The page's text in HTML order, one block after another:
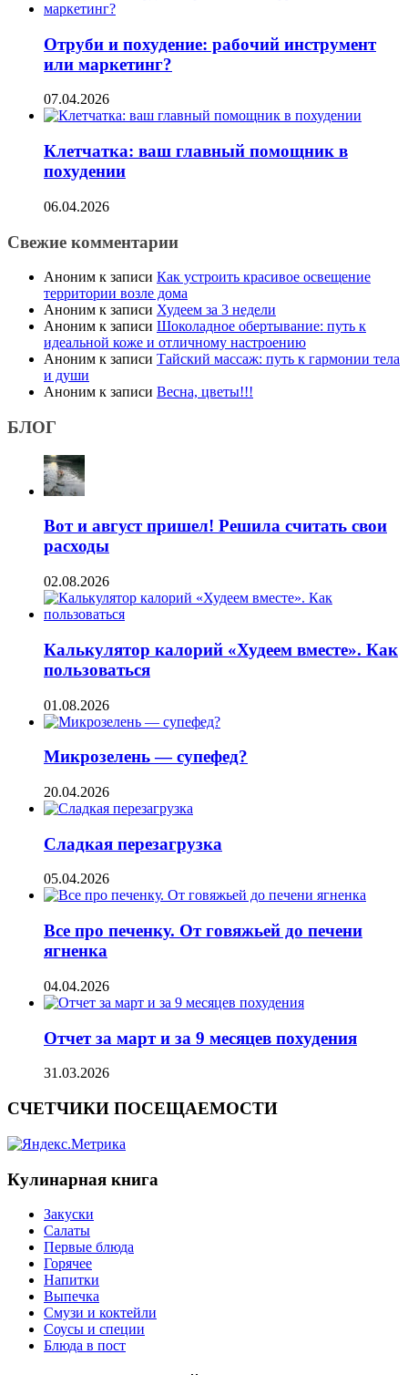
Отруби и похудение: рабочий инструмент
или маркетинг?
07.04.2026
Клетчатка: ваш главный помощник в
похудении
06.04.2026
Свежие комментарии
Аноним к записи Как устроить красивое освещение
территории возле дома
Аноним к записи Худеем за 3 недели
Аноним к записи Шоколадное обертывание: путь к
идеальной коже и отличному настроению
Аноним к записи Тайский массаж: путь к гармонии тела
и души
Аноним к записи Весна, цветы!!!
БЛОГ
Вот и август пришел! Решила считать свои
расходы
02.08.2026
Калькулятор калорий «Худеем вместе». Как
пользоваться
01.08.2026
Микрозелень — супефед?
20.04.2026
Сладкая перезагрузка
05.04.2026
Все про печенку. От говяжьей до печени
ягненка
04.04.2026
Отчет за март и за 9 месяцев похудения
31.03.2026
СЧЕТЧИКИ ПОСЕЩАЕМОСТИ
Кулинарная книга
Закуски
Салаты
Первые блюда
Горячее
Напитки
Выпечка
Смузи и коктейли
Соусы и специи
Блюда в пост